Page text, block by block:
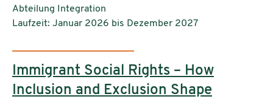
Einrichtungen:
Abteilung Integration
Laufzeit: Januar 2026 bis Dezember 2027
Immigrant Social Rights – How
Inclusion and Exclusion Shape